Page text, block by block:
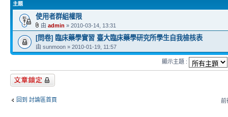
主題
使用者群組權限
由 admin » 2010-03-14, 13:31
[問卷] 臨床藥學實習 臺大臨床藥學研究所學生自我檢核表
由 sunmoon » 2010-01-19, 11:57
顯示主題 :
版面鎖定
回到 討論區首頁 前